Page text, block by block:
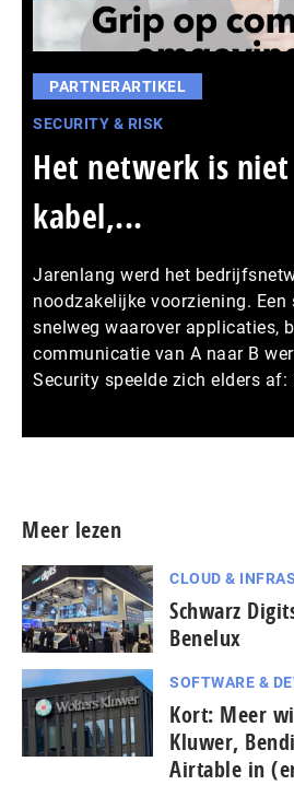
PARTNERARTIKEL
SECURITY & RISK
Het netwerk is
kabel,...
Jarenlang werd het
noodzakelijke voorziening.
snelweg waarover applicaties,
communicatie van A naar B
Security speelde zich elders af:
Meer lezen
CLOUD &
Schwarz
Benelux
SOFTWARE &
Kort: Meer
Kluwer,
Airtable in